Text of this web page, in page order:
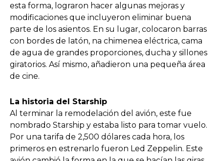
esta forma, lograron hacer algunas mejoras y
modificaciones que incluyeron eliminar buena
parte de los asientos. En su lugar, colocaron barras
con bordes de latón, na chimenea eléctrica, cama
de agua de grandes proporciones, ducha y sillones
giratorios. Así mismo, añadieron una pequeña área
de cine.
La historia del Starship
Al terminar la remodelación del avión, este fue
nombrado Starship y estaba listo para tomar vuelo.
Por una tarifa de 2,500 dólares cada hora, los
primeros en estrenarlo fueron Led Zeppelin. Este